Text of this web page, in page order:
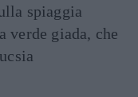
spiaggia
verde giada, che